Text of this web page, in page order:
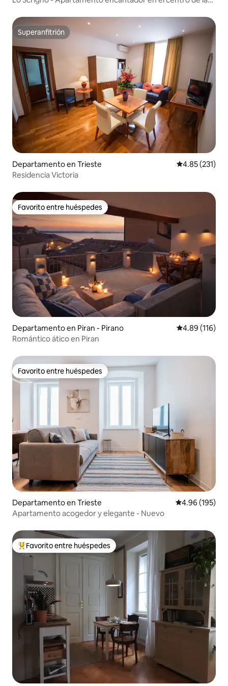
Superanfitrión
Superanfitrión
Departamento en Trieste Calificación
4.85 (231)
Residencia Victoria
Favorito entre huéspedes
Favorito entre huéspedes
Departamento en Piran - Pirano Calificación
4.89 (116)
Romántico ático en Piran
Favorito entre huéspedes
Favorito entre huéspedes
Departamento en Trieste Calificación
4.96 (195)
Apartamento acogedor y elegante - Nuevo
De los mejores en Favorito entre huéspedes
Favorito entre huéspedes